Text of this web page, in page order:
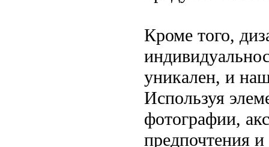
Кроме того,
уникален, и
Используя
фотографии,
предпочтения